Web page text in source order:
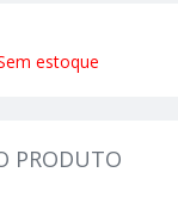
estoque
PRODUTO